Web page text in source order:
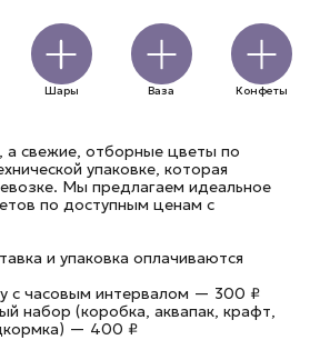
Шары Ваза Конфеты
а свежие, отборные цветы по
упаковке, которая
Мы предлагаем идеальное
по доступным ценам с
и упаковка оплачиваются
с часовым интервалом — 300 ₽
набор (коробка, аквапак, крафт,
— 400 ₽